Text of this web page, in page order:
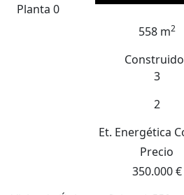
Planta 0
558 m2
3
2
Et. Energética
Precio
350.000 €